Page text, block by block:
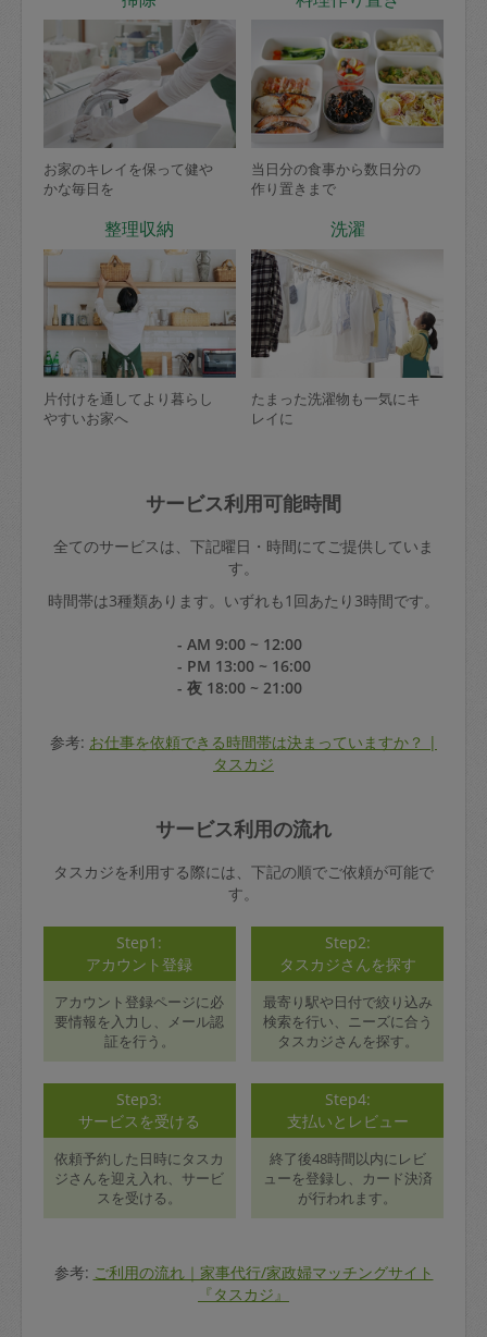
お家のキレイを保って健や
かな毎日を
当日分の食事から数日分の
作り置きまで
整理収納
片付けを通してより暮らし
やすいお家へ
洗濯
たまった洗濯物も一気にキ
レイに
サービス利用可能時間
全てのサービスは、下記曜日・時間にてご提供していま
す。
時間帯は3種類あります。いずれも1回あたり3時間です。
- AM 9:00 ~ 12:00
- PM 13:00 ~ 16:00
- 夜 18:00 ~ 21:00
参考: お仕事を依頼できる時間帯は決まっていますか？ |
タスカジ
サービス利用の流れ
タスカジを利用する際には、下記の順でご依頼が可能で
す。
Step1:
アカウント登録
アカウント登録ページに必
要情報を入力し、メール認
証を行う。
Step2:
タスカジさんを探す
最寄り駅や日付で絞り込み
検索を行い、ニーズに合う
タスカジさんを探す。
Step3:
サービスを受ける
依頼予約した日時にタスカ
ジさんを迎え入れ、サービ
スを受ける。
Step4:
支払いとレビュー
終了後48時間以内にレビ
ューを登録し、カード決済
が行われます。
参考: ご利用の流れ｜家事代行/家政婦マッチングサイト
『タスカジ』